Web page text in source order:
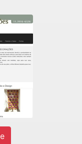
e
Ver site